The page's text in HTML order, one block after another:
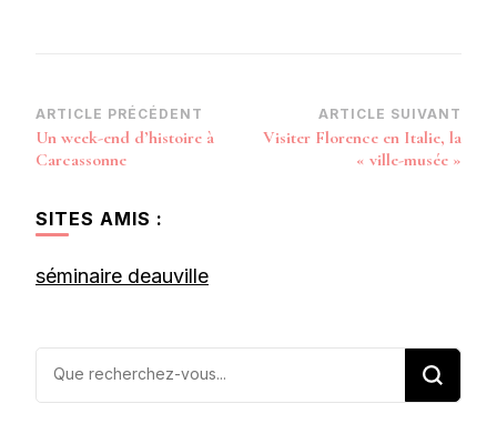
Navigation
d’article
ARTICLE PRÉCÉDENT
Un week-end d’histoire à
Carcassonne
ARTICLE SUIVANT
Visiter Florence en Italie, la
« ville-musée »
SITES AMIS :
séminaire deauville
Vous